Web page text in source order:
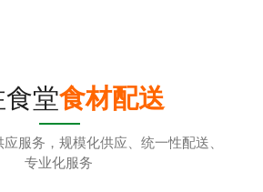
堂食材配送
服务，规模化供应、统一性配送、
专业化服务